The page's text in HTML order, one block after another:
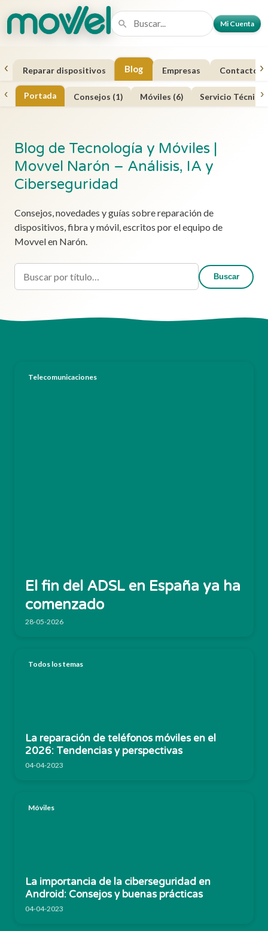
Mi Cuenta
‹ Reparar dispositivos Blog Empresas Contacto ›
‹ Portada Consejos (1) Móviles (6) Servicio Técnico
›
Blog de Tecnología y Móviles |
Movvel Narón – Análisis, IA y
Ciberseguridad
Consejos, novedades y guías sobre reparación de
dispositivos, fibra y móvil, escritos por el equipo de
Movvel en Narón.
Buscar en el blog
Buscar
Telecomunicaciones
El fin del ADSL en España ya ha
comenzado
28-05-2026
Todos los temas
La reparación de teléfonos móviles en el
2026: Tendencias y perspectivas
04-04-2023
Móviles
La importancia de la ciberseguridad en
Android: Consejos y buenas prácticas
04-04-2023